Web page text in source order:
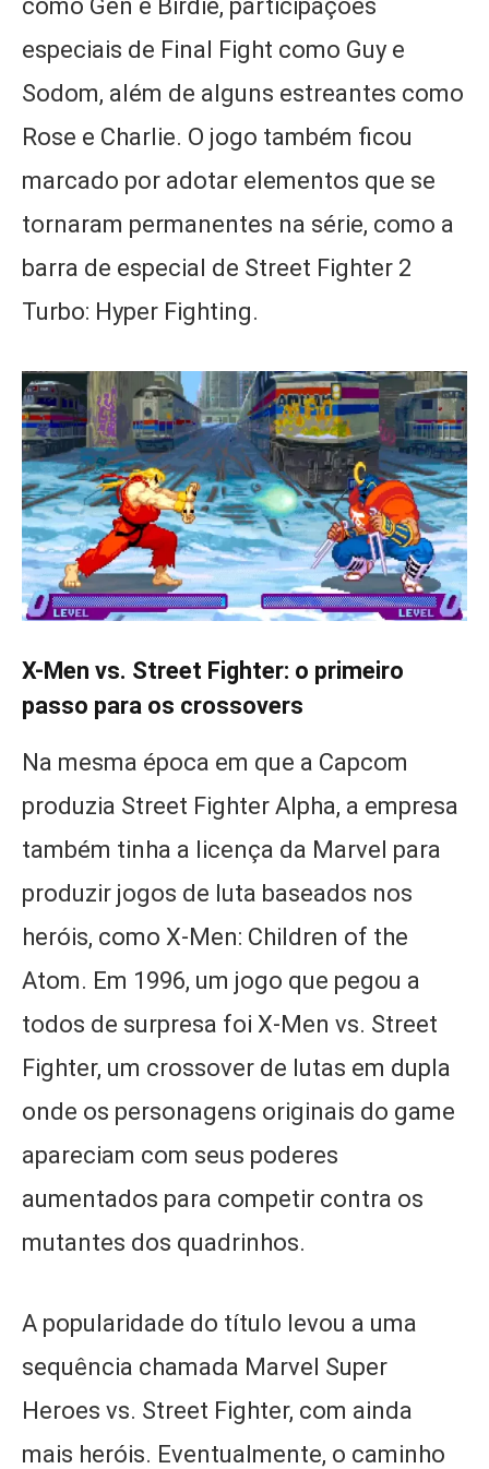
como Gen e Birdie, participações
especiais de Final Fight como Guy e
Sodom, além de alguns estreantes como
Rose e Charlie. O jogo também ficou
marcado por adotar elementos que se
tornaram permanentes na série, como a
barra de especial de Street Fighter 2
Turbo: Hyper Fighting.
X-Men vs. Street Fighter: o primeiro
passo para os crossovers
Na mesma época em que a Capcom
produzia Street Fighter Alpha, a empresa
também tinha a licença da Marvel para
produzir jogos de luta baseados nos
heróis, como X-Men: Children of the
Atom. Em 1996, um jogo que pegou a
todos de surpresa foi X-Men vs. Street
Fighter, um crossover de lutas em dupla
onde os personagens originais do game
apareciam com seus poderes
aumentados para competir contra os
mutantes dos quadrinhos.
A popularidade do título levou a uma
sequência chamada Marvel Super
Heroes vs. Street Fighter, com ainda
mais heróis. Eventualmente, o caminho